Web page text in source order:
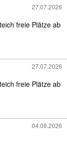
27.07.2026
ab
27.07.2026
ab
04.08.2026